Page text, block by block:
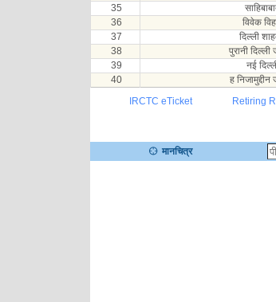
35
36
विवेक
37
दिल्ली
38
पुरानी
39
नई
40
ह
IRCTC eTicket
Retiring
मानचित्र